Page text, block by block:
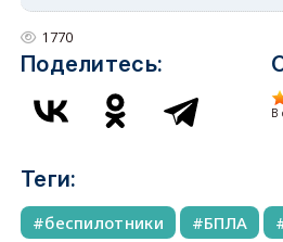
1770
Поделитесь:
В
Теги:
беспилотники БПЛА